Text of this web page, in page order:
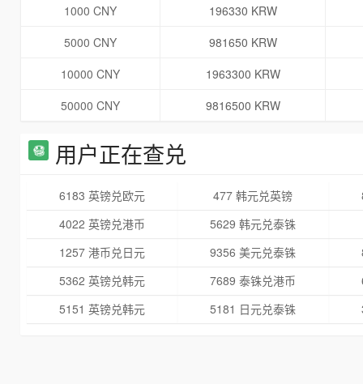
1000 CNY
196330 KRW
5000 CNY
981650 KRW
10000 CNY
1963300 KRW
50000 CNY
9816500 KRW
用户正在查兑
6183 英镑兑欧元 477 韩元兑英镑
4022 英镑兑港币
5629 韩元兑泰铢
1257 港币兑日元
9356 美元兑泰铢
5362 英镑兑韩元
7689 泰铢兑港币
5151 英镑兑韩元
5181 日元兑泰铢